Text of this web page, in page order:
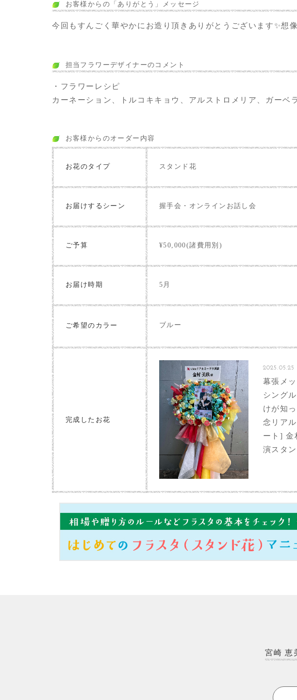
お客様からの「ありがとう」メッセージ
今回もすんごく華やかにお造り頂きありがとうございます✨想
担当フラワーデザイナーのコメント
・フラワーレシピ
カーネーション、トルコキキョウ、アルストロメリア、ガーベ
お客様からのオーダー内容
お花のタイプ スタンド花
お届けするシーン 握手会・オンラインお話し会
ご予算 ¥50,000(諸費用別)
お届け時期 5月
ご希望のカラー ブルー
完成したお花
2025.05.25
幕張メ
シング
けが知
念リア
ート] 金
演スタ
宮崎 恵